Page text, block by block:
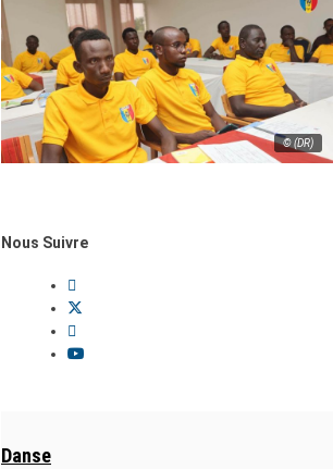
© (DR)
Nous Suivre
Danse